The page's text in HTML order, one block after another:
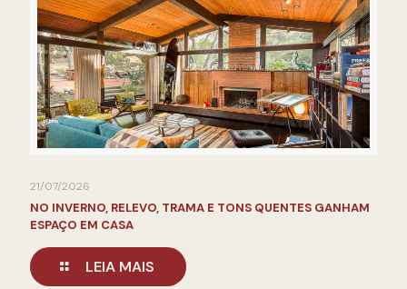
21/07/2026
NO INVERNO, RELEVO, TRAMA E TONS QUENTES GANHAM
ESPAÇO EM CASA
LEIA MAIS